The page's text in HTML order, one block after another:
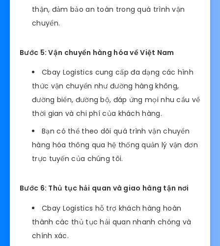
thận, đảm bảo an toàn trong quá trình vận
chuyển.
Bước 5: Vận chuyển hàng hóa về Việt Nam
Cbay Logistics cung cấp đa dạng các hình
thức vận chuyển như đường hàng không,
đường biển, đường bộ, đáp ứng mọi nhu cầu về
thời gian và chi phí của khách hàng.
Bạn có thể theo dõi quá trình vận chuyển
hàng hóa thông qua hệ thống quản lý vận đơn
trực tuyến của chúng tôi.
Bước 6: Thủ tục hải quan và giao hàng tận nơi
Cbay Logistics hỗ trợ khách hàng hoàn
thành các thủ tục hải quan nhanh chóng và
chính xác.